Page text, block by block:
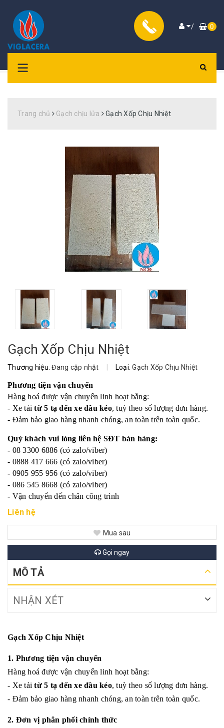
/ 0
Trang chủ Gạch chịu lửa Gạch Xốp Chịu Nhiệt
Gạch Xốp Chịu Nhiệt
Thương hiệu:Đang cập nhật | Loại:Gạch Xốp Chịu Nhiệt
Phương tiện vận chuyển
Hàng hoá được vận chuyển linh hoạt bằng:
- Xe tảitừ 5 tạ đến xe đầu kéo, tuỳ theo số lượng đơn hàng.
- Đảm bảo giao hàng nhanh chóng, an toàn trên toàn quốc.
Quý khách vui lòng liên hệ SĐT bán hàng:
- 08 3300 6886 (có zalo/viber)
- 0888 417 666 (có zalo/viber)
- 0905 955 956 (có zalo/viber)
- 086 545 8668 (có zalo/viber)
- Vận chuyển đến chân công trình
Liên hệ
Mua sau
Gọi ngay
MÔ TẢ
NHẬN XÉT
Gạch Xốp Chịu Nhiệt
1. Phương tiện vận chuyển
Hàng hoá được vận chuyển linh hoạt bằng:
- Xe tảitừ 5 tạ đến xe đầu kéo, tuỳ theo số lượng đơn hàng.
- Đảm bảo giao hàng nhanh chóng, an toàn trên toàn quốc.
2. Đơn vị phân phối chính thức